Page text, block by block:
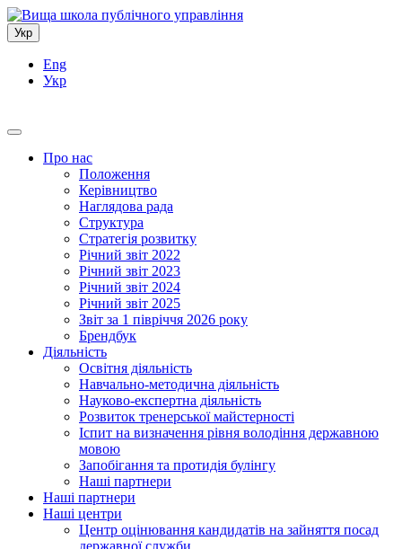
Укр
Eng
Укр
Про нас
Положення
Керівництво
Наглядова рада
Структура
Стратегія розвитку
Річний звіт 2022
Річний звіт 2023
Річний звіт 2024
Річний звіт 2025
Звіт за 1 півріччя 2026 року
Брендбук
Діяльність
Освітня діяльність
Навчально-методична діяльність
Науково-експертна діяльність
Розвиток тренерської майстерності
Іспит на визначення рівня володіння державною
мовою
Запобігання та протидія булінгу
Наші партнери
Наші партнери
Наші центри
Центр оцінювання кандидатів на зайняття посад
державної служби